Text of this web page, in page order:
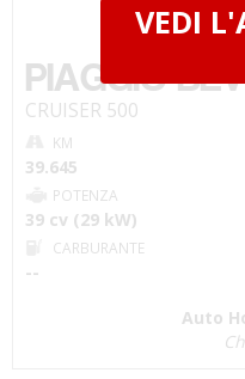
PIAGGIO
CRUISER 500
€
KM
39.645
POTENZA
39 cv (29 kW)
CARBURANTE
--
Auto
VEDI